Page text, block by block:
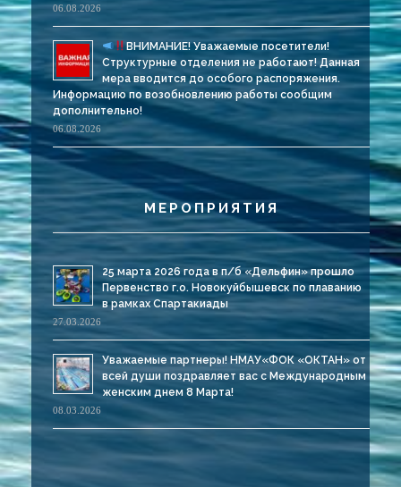
06.08.2026
ВНИМАНИЕ! Уважаемые посетители!
Структурные отделения не работают! Данная
мера вводится до особого распоряжения.
Информацию по возобновлению работы сообщим
дополнительно!
06.08.2026
МЕРОПРИЯТИЯ
25 марта 2026 года в п/б «Дельфин» прошло
Первенство г.о. Новокуйбышевск по плаванию
в рамках Спартакиады
27.03.2026
Уважаемые партнеры! НМАУ«ФОК «ОКТАН» от
всей души поздравляет вас с Международным
женским днем 8 Марта!
08.03.2026